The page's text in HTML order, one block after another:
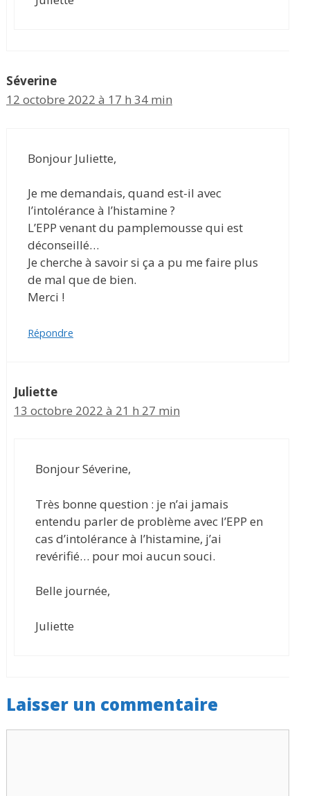
Séverine
12 octobre 2022 à 17 h 34 min
Bonjour Juliette,
Je me demandais, quand est-il avec
l’intolérance à l’histamine ?
L’EPP venant du pamplemousse qui est
déconseillé…
Je cherche à savoir si ça a pu me faire plus
de mal que de bien.
Merci !
Répondre
Juliette
13 octobre 2022 à 21 h 27 min
Bonjour Séverine,
Très bonne question : je n’ai jamais
entendu parler de problème avec l’EPP en
cas d’intolérance à l’histamine, j’ai
revérifié… pour moi aucun souci.
Belle journée,
Juliette
Laisser un commentaire